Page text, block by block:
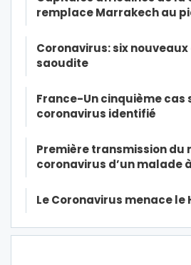
remplace Marrakech au
Coronavirus: six
saoudite
France-Un cinquième cas
coronavirus identifié
Première transmission du
coronavirus d’un malade
Le Coronavirus menace le